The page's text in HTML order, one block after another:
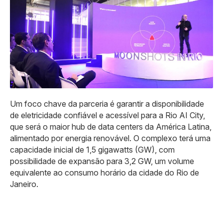
Um foco chave da parceria é garantir a disponibilidade
de eletricidade confiável e acessível para a Rio AI City,
que será o maior hub de data centers da América Latina,
alimentado por energia renovável. O complexo terá uma
capacidade inicial de 1,5 gigawatts (GW), com
possibilidade de expansão para 3,2 GW, um volume
equivalente ao consumo horário da cidade do Rio de
Janeiro.